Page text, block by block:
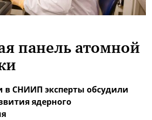
панель атомной
в СНИИП эксперты обсудили
ядерного